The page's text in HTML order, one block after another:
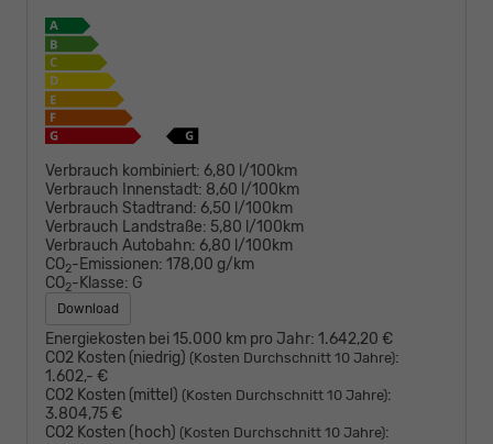
Verbrauch kombiniert: 6,80 l/100km
Verbrauch Innenstadt: 8,60 l/100km
Verbrauch Stadtrand: 6,50 l/100km
Verbrauch Landstraße: 5,80 l/100km
Verbrauch Autobahn: 6,80 l/100km
CO2-Emissionen: 178,00 g/km
CO2-Klasse: G
Download
Energiekosten bei 15.000 km pro Jahr: 1.642,20 €
CO2 Kosten (niedrig) (Kosten Durchschnitt 10 Jahre):
1.602,- €
CO2 Kosten (mittel) (Kosten Durchschnitt 10 Jahre):
3.804,75 €
CO2 Kosten (hoch) (Kosten Durchschnitt 10 Jahre):